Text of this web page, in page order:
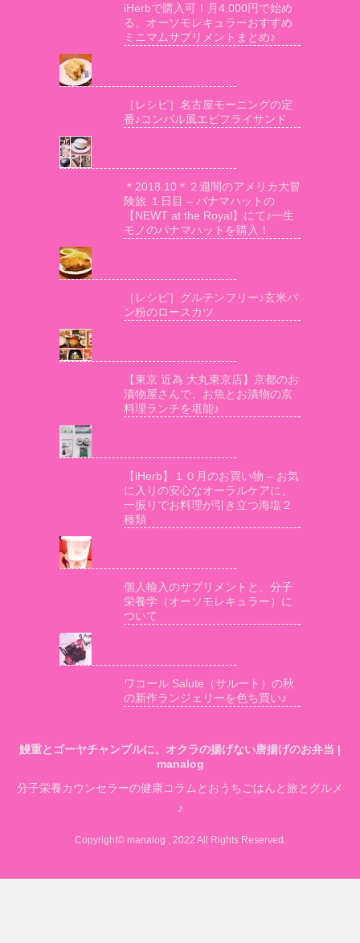
iHerbで購入可！月4,000円で始め
る、オーソモレキュラーおすすめ
ミニマムサプリメントまとめ♪
［レシピ］名古屋モーニングの定
番♪コンパル風エビフライサンド
＊2018.10＊２週間のアメリカ大冒
険旅 １日目 – パナマハットの
【NEWT at the Royal】にて♪一生
モノのパナマハットを購入！
［レシピ］グルテンフリー♪玄米パ
ン粉のロースカツ
【東京 近為 大丸東京店】京都のお
漬物屋さんで、お魚とお漬物の京
料理ランチを堪能♪
【iHerb】１０月のお買い物 – お気
に入りの安心なオーラルケアに、
一振りでお料理が引き立つ海塩２
種類
個人輸入のサプリメントと、分子
栄養学（オーソモレキュラー）に
ついて
ワコール Salute（サルート）の秋
の新作ランジェリーを色ち買い♪
鰻重とゴーヤチャンプルに、オクラの揚げない唐揚げのお弁当 |
manalog
分子栄養カウンセラーの健康コラムとおうちごはんと旅とグルメ
♪
Copyright© manalog , 2022 All Rights Reserved.